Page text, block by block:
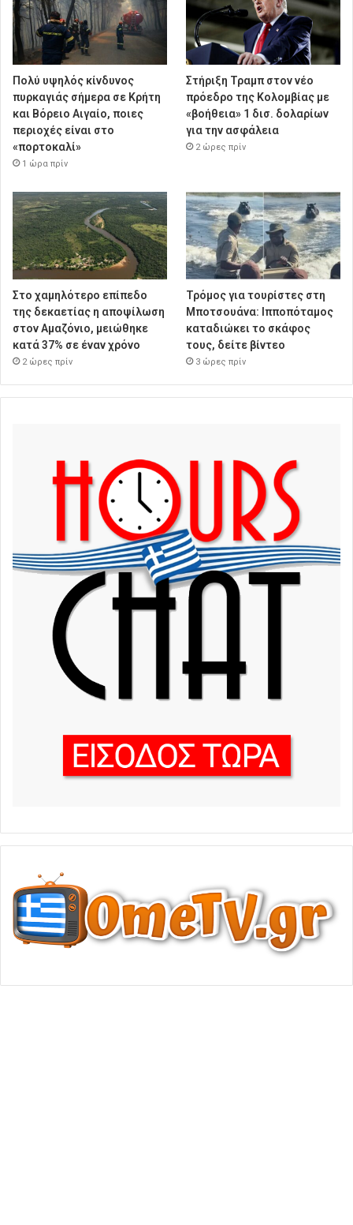
Πολύ υψηλός κίνδυνος
πυρκαγιάς σήμερα σε Κρήτη
και Βόρειο Αιγαίο, ποιες
περιοχές είναι στο
«πορτοκαλί»
1 ώρα πρίν
Στήριξη Τραμπ στον νέο
πρόεδρο της Κολομβίας με
«βοήθεια» 1 δισ. δολαρίων
για την ασφάλεια
2 ώρες πρίν
Στο χαμηλότερο επίπεδο
της δεκαετίας η αποψίλωση
στον Αμαζόνιο, μειώθηκε
κατά 37% σε έναν χρόνο
2 ώρες πρίν
Τρόμος για τουρίστες στη
Μποτσουάνα: Ιπποπόταμος
καταδιώκει το σκάφος
τους, δείτε βίντεο
3 ώρες πρίν